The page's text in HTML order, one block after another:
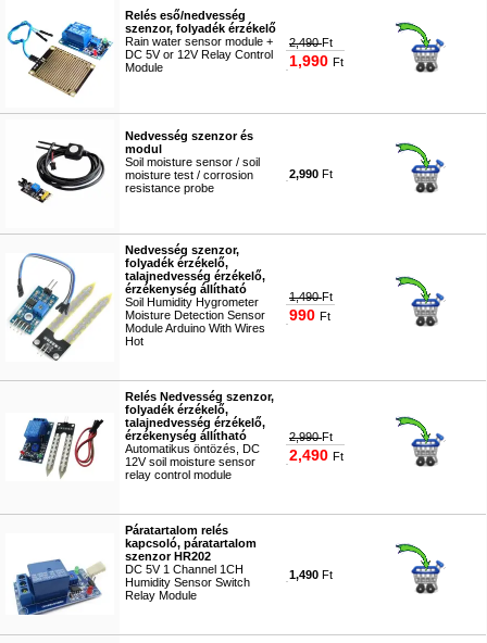
Relés eső/nedvesség
szenzor, folyadék érzékelő
Rain water sensor module +
DC 5V or 12V Relay Control
Module
2,490Ft
1,990 Ft
Nedvesség szenzor és
modul
Soil moisture sensor / soil
moisture test / corrosion
resistance probe
2,990 Ft
Nedvesség szenzor,
folyadék érzékelő,
talajnedvesség érzékelő,
érzékenység állítható
Soil Humidity Hygrometer
Moisture Detection Sensor
Module Arduino With Wires
Hot
1,490Ft
990 Ft
Relés Nedvesség szenzor,
folyadék érzékelő,
talajnedvesség érzékelő,
érzékenység állítható
Automatikus öntözés, DC
12V soil moisture sensor
relay control module
2,990Ft
2,490 Ft
Páratartalom relés
kapcsoló, páratartalom
szenzor HR202
DC 5V 1 Channel 1CH
Humidity Sensor Switch
Relay Module
1,490 Ft